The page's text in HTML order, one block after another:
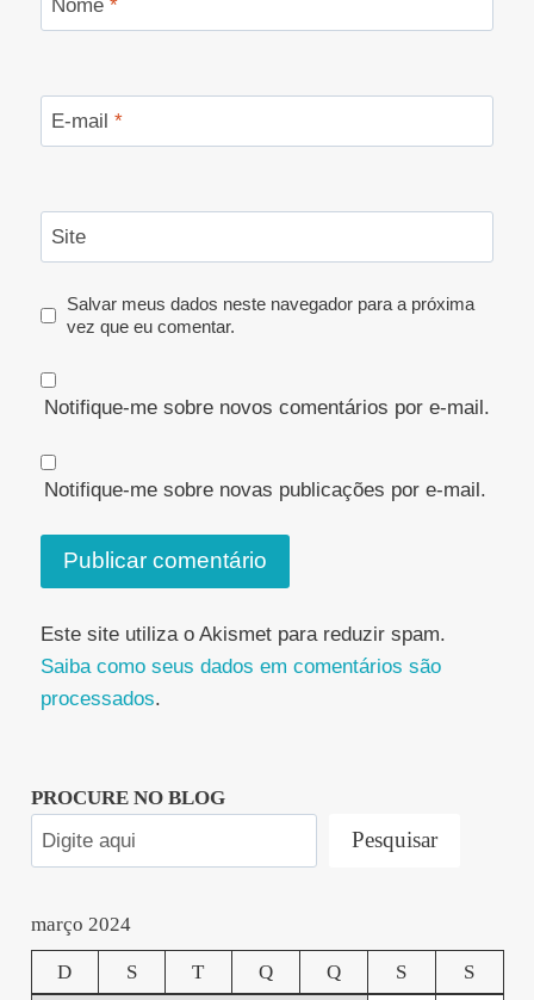
Nome *
E-mail *
Site
Salvar meus dados neste navegador para a próxima
vez que eu comentar.
Notifique-me sobre novos comentários por e-mail.
Notifique-me sobre novas publicações por e-mail.
Este site utiliza o Akismet para reduzir spam.
Saiba como seus dados em comentários são
processados.
PROCURE NO BLOG
Pesquisar
março 2024
D S T Q Q S S